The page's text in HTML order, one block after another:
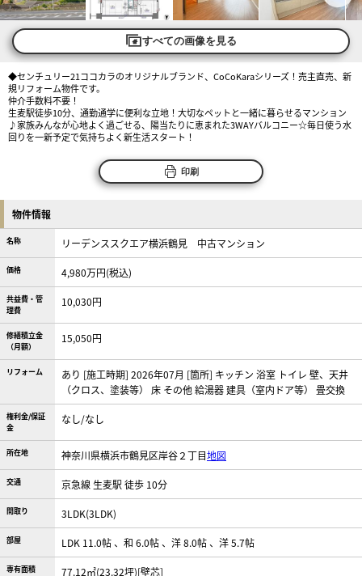
すべての画像を見る
◆センチュリー21ココカラのオリジナルブランド、CoCoKaraシリーズ！売主直売、新
規リフォーム物件です。
仲介手数料不要！
生麦駅徒歩10分、通勤通学に便利な立地！大切なペットと一緒に暮らせるマンション
♪家族みんなが心地よく過ごせる、陽当たりに恵まれた3WAYバルコニー☆毎日使う水
回りを一新予定で気持ちよく新生活スタート！
印刷
物件情報
名称 リーデンススクエア横浜鶴見 中古マンション
価格 4,980万円(税込)
共益費・管
理費
10,030円
修繕積立金
（月額）
15,050円
リフォーム
あり [施工時期] 2026年07月 [箇所] キッチン 浴室 トイレ 壁、天井
（クロス、塗装等） 床 その他 給湯器 建具（室内ドア等） 畳交換
権利金/保証
金
なし/なし
所在地 神奈川県横浜市鶴見区岸谷２丁目地図
交通 京急線 生麦駅 徒歩 10分
間取り 3LDK(3LDK)
部屋 LDK 11.0帖 、和 6.0帖 、洋 8.0帖 、洋 5.7帖
専有面積 77.12㎡(23.32坪)[壁芯]